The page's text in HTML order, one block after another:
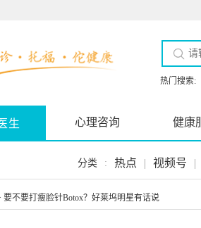
热门搜索:
生 心理咨询 健康
分类 : 热点 | 视频号 |
要不要打瘦脸针Botox？好莱坞明星有话说